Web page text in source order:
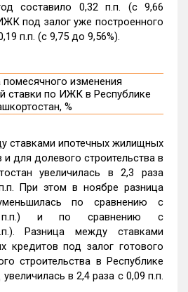
составило 0,32 п.п. (с 9,66
под залог уже построенного
п.п. (с 9,75 до 9,56%).
ставками ипотечных жилищных
для долевого строительства в
увеличилась в 2,3 раза
При этом в ноябре разница
по сравнению с
п.п.) и по сравнению с
Разница между ставками
кредитов под залог готового
строительства в Республике
в 2,4 раза с 0,09 п.п.